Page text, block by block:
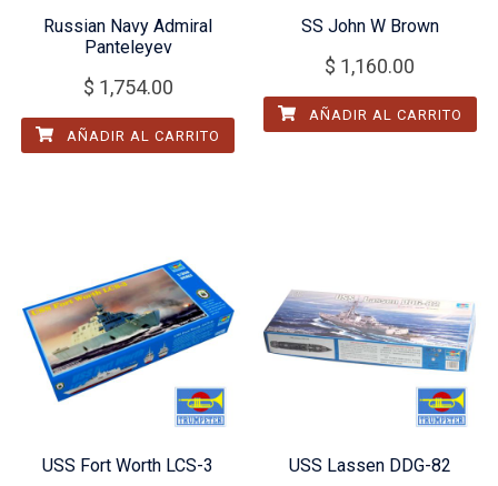
Russian Navy Admiral
Panteleyev
$ 1,754.00
AÑADIR AL CARRITO
SS John W Brown
$ 1,160.00
AÑADIR AL CARRITO
USS Fort Worth LCS-3 USS Lassen DDG-82